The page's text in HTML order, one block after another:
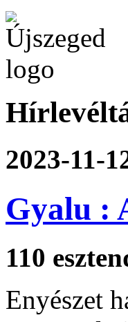
2023-11-
Gyalu :
110
Enyészet